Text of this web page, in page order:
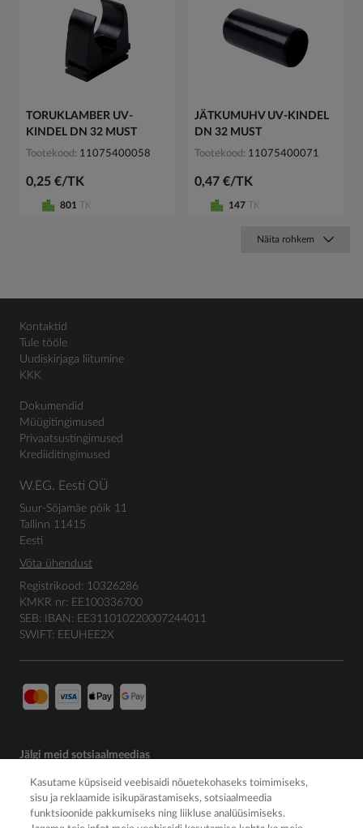
TORUKLAMBER UV-
KINDEL DN 32 MUST
Tootekood 11075400058
0,25 €/TK
801 TK
JÄTKUMUHV UV-KINDEL
DN 32 MUST
Tootekood 11075400071
0,47 €/TK
147 TK
Näita rohkem
Kontaktid
Tule tööle
Uudiskirjaga liitumine
KKK
Dokumendid
Müügitingimused
Privaatsustingimused
Krediiditingimused
W.EG. Eesti OÜ
Suur-Sõjamäe põik 11
Tallinn 11415
Eesti
Võta ühendust
Registrikood: 10326286
KMKR nr: EE100336700
SEB: IBAN: EE311010220007244011
SWIFT: EEUHEE2X
Jälgi meid sotsiaalmeedias
Kasutame küpsiseid veebisaidi nõuetekohaseks toimimiseks,
sisu ja reklaamide isikupärastamiseks, sotsiaalmeedia
funktsioonide pakkumiseks ning liikluse analüüsimiseks.